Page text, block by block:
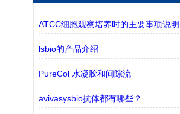
ATCC细胞观察培养时的主要事项说明
lsbio的产品介绍
PureCol 水凝胶和间隙流
avivasysbio抗体都有哪些？